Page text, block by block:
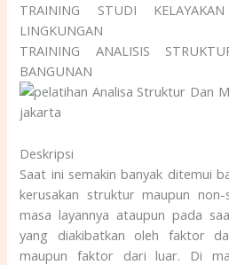
TRAINING STUDI
LINGKUNGAN
TRAINING ANALISIS
BANGUNAN
Deskripsi
Saat ini semakin banyak ditemui
kerusakan struktur maupun
masa layannya ataupun pada
yang diakibatkan oleh faktor
maupun faktor dari luar. Di